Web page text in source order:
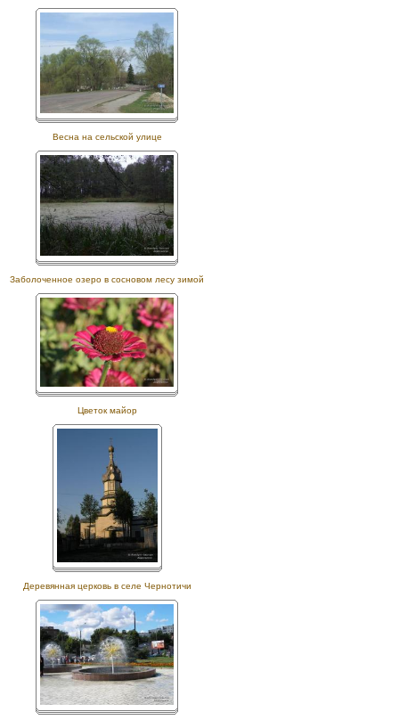
Весна на сельской улице
Заболоченное озеро в сосновом лесу зимой
Цветок майор
Деревянная церковь в селе Чернотичи